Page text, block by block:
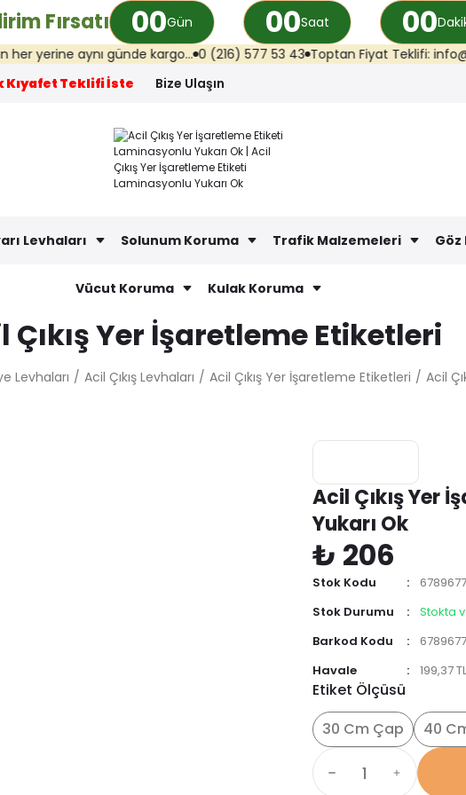
Fırsatı 00Gün 00Saat 00
günde kargo... 0 (216) 577 53 43 Toptan Fiyat Teklifi:
Kıyafet Teklifi İste
Bize Ulaşın
Levhaları Solunum Koruma Trafik Malzemeleri
Vücut Koruma Kulak Koruma
Çıkış Yer İşaretleme Etiketleri
Levhaları Acil Çıkış Levhaları Acil Çıkış Yer İşaretleme Etiketleri Acil
Acil Çıkış Yer
Yukarı Ok
₺ 206
Stok Kodu
Stok Durumu
Stokta
Barkod Kodu
Havale
199,37
Etiket Ölçüsü
30 Cm Çap
40